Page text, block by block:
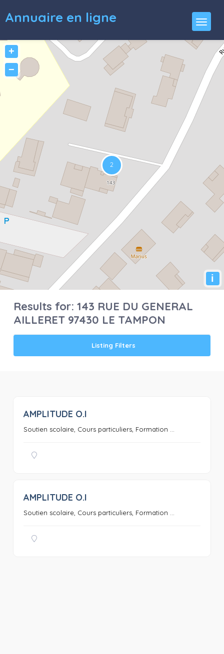
Annuaire en ligne
+
−
i
Results for:143 RUE DU GENERAL
AILLERET 97430 LE TAMPON
Listing Filters
AMPLITUDE O.I
Soutien scolaire, Cours particuliers, Formation ...
AMPLITUDE O.I
Soutien scolaire, Cours particuliers, Formation ...